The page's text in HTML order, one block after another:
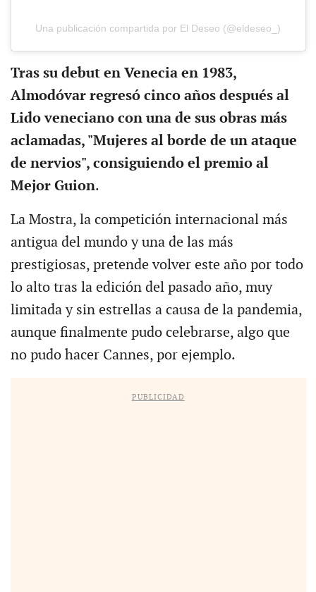
Una publicación compartida por El Deseo (@eldeseo_)
Tras su debut en Venecia en 1983,
Almodóvar regresó cinco años después al
Lido veneciano con una de sus obras más
aclamadas, "Mujeres al borde de un ataque
de nervios", consiguiendo el premio al
Mejor Guion.
La Mostra, la competición internacional más
antigua del mundo y una de las más
prestigiosas, pretende volver este año por todo
lo alto tras la edición del pasado año, muy
limitada y sin estrellas a causa de la pandemia,
aunque finalmente pudo celebrarse, algo que
no pudo hacer Cannes, por ejemplo.
PUBLICIDAD